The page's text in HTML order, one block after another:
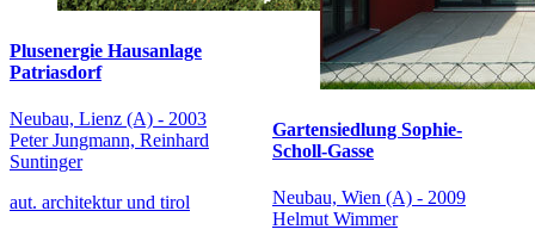
Plusenergie Hausanlage
Patriasdorf
Neubau, Lienz (A) - 2003
Peter Jungmann, Reinhard
Suntinger
aut. architektur und tirol
Gartensiedlung Sophie-
Scholl-Gasse
Neubau, Wien (A) - 2009
Helmut Wimmer